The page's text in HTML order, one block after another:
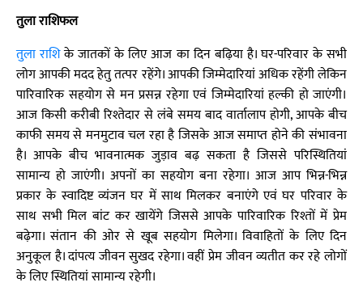
तुला राशिफल
तुला राशिके जातकों के लिए आज का दिन बढ़िया है। घर-परिवार के सभी
लोग आपकी मदद हेतु तत्पर रहेंगे। आपकी जिम्मेदारियां अधिक रहेंगी लेकिन
पारिवारिक सहयोग से मन प्रसन्न रहेगा एवं जिम्मेदारियां हल्की हो जाएंगी।
आज किसी करीबी रिश्तेदार से लंबे समय बाद वार्तालाप होगी, आपके बीच
काफी समय से मनमुटाव चल रहा है जिसके आज समाप्त होने की संभावना
है। आपके बीच भावनात्मक जुड़ाव बढ़ सकता है जिससे परिस्थितियां
सामान्य हो जाएंगी। अपनों का सहयोग बना रहेगा। आज आप भिन्न-भिन्न
प्रकार के स्वादिष्ट व्यंजन घर में साथ मिलकर बनाएंगे एवं घर परिवार के
साथ सभी मिल बांट कर खायेंगे जिससे आपके पारिवारिक रिश्तों में प्रेम
बढ़ेगा। संतान की ओर से खूब सहयोग मिलेगा। विवाहितों के लिए दिन
अनुकूल है। दांपत्य जीवन सुखद रहेगा। वहीं प्रेम जीवन व्यतीत कर रहे लोगों
के लिए स्थितियां सामान्य रहेगी।